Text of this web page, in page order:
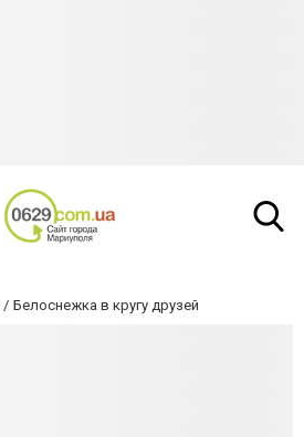
Белоснежка в кругу друзей